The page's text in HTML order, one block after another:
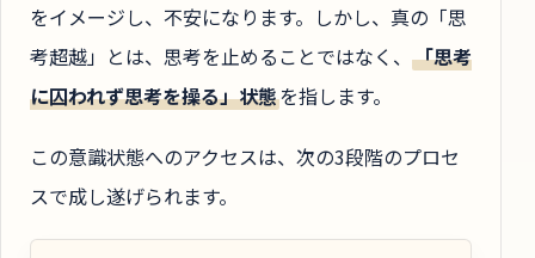
をイメージし、不安になります。しかし、真の「思
考超越」とは、思考を止めることではなく、 「思考
に囚われず思考を操る」状態を指します。
この意識状態へのアクセスは、次の3段階のプロセ
スで成し遂げられます。